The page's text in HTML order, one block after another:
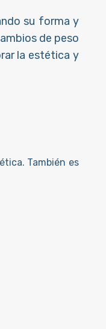
su forma y
de peso
la estética y
También es